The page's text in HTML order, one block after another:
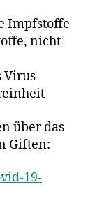
Impfstoffe
nicht
Virus
über das
Giften:
19-